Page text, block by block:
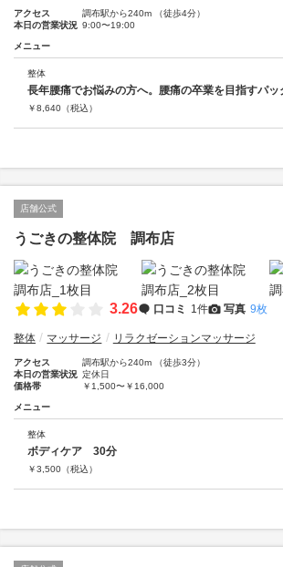
アクセス
調布駅から240m （徒歩4分）
本日の営業状況 9:00〜19:00
メニュー
整体
長年腰痛でお悩みの方へ。腰痛の卒業を目指すパッ
￥8,640 （税込）
店舗公式
うごきの整体院 調布店
3.26 口コミ 1件 写真 9枚
整体 マッサージ リラクゼーションマッサージ
アクセス
調布駅から240m （徒歩3分）
本日の営業状況 定休日
価格帯
￥1,500〜￥16,000
メニュー
整体
ボディケア 30分
￥3,500 （税込）